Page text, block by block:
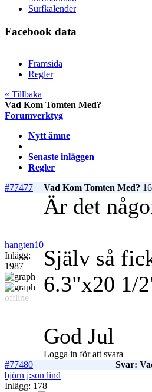
Surfkalender
Facebook data
Framsida
Regler
« Tillbaka
Vad Kom Tomten Med?
Forumverktyg
Nytt ämne
Senaste inläggen
Regler
#77477
Vad Kom Tomten Med?
hangten10
Inlägg:
1987
offline
Är det
Själv så
6.3"x20 1/
God Jul
Logga in för att svara
#77480
Svar:
björn j:son lind
Inlägg: 178